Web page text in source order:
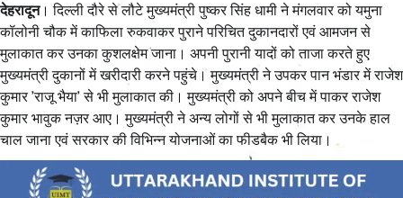
देहरादून। दिल्ली दौरे से लौटे मुख्यमंत्री पुष्कर सिंह धामी ने मंगलवार को यमुना
कॉलोनी चौक में काफिला रुकवाकर पुराने परिचित दुकानदारों एवं आमजन से
मुलाकात कर उनका कुशलक्षेम जाना। अपनी पुरानी यादों को ताजा करते हुए
मुख्यमंत्री दुकानों में खरीदारी करने पहुंचे। मुख्यमंत्री ने उपकर पान भंडार में राजेश
कुमार ’राजू भैया’ से भी मुलाकात की। मुख्यमंत्री को अपने बीच में पाकर राजेश
कुमार भावुक नज़र आए। मुख्यमंत्री ने अन्य लोगों से भी मुलाकात कर उनके हाल
चाल जाना एवं सरकार की विभिन्न योजनाओं का फीडबैक भी लिया।